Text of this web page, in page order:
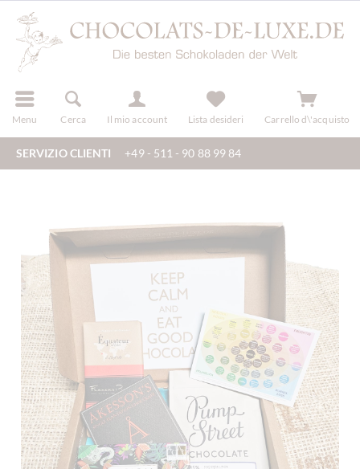
Menu Cerca Il mio account
registra Lista desideri Carrello d\'acquisto
SERVIZIO CLIENTI +49 - 511 - 90 88 99 84